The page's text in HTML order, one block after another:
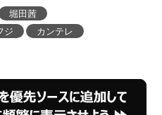
堀田茜
ジ
カンテレ